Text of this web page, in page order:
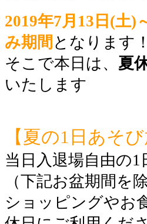
2019年7月13日(土)
み期間 となります！
そこで本日は、 夏
いたします
【夏の1日あそ
当日入退場自由の
（下記お盆期間を
ショッピングやお